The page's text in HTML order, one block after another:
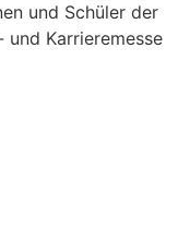
und Schüler der
und Karrieremesse